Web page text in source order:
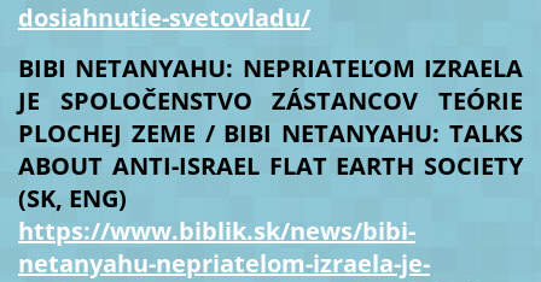
dosiahnutie-svetovladu/
BIBI NETANYAHU: NEPRIATEĽOM IZRAELA
JE SPOLOČENSTVO ZÁSTANCOV TEÓRIE
PLOCHEJ ZEME / BIBI NETANYAHU: TALKS
ABOUT ANTI-ISRAEL FLAT EARTH SOCIETY
(SK, ENG)
https://www.biblik.sk/news/bibi-
netanyahu-nepriatelom-izraela-je-